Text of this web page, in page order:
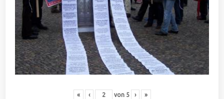
« ‹ von 5 › »